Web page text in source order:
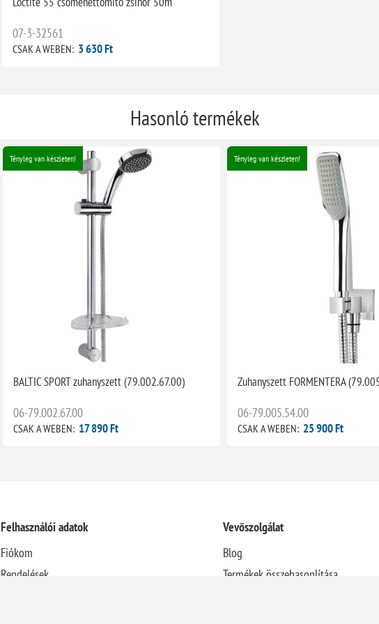
07-3-32561
CSAK A WEBEN: 3 630 Ft
Hasonló termékek
Tényleg van készleten!
BALTIC SPORT zuhanyszett (79.002.67.00)
06-79.002.67.00
CSAK A WEBEN: 17 890 Ft
Tényleg van készleten!
Zuhanyszett FORMENTERA
06-79.005.54.00
CSAK A WEBEN: 25 900 Ft
Felhasználói adatok
Fiókom
Rendelések
Vevőszolgálat
Blog
Termékek összehasonlítása